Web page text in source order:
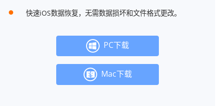
快速iOS数据恢复，无需数据损坏和文件格式更改。
PC下载
Mac下载